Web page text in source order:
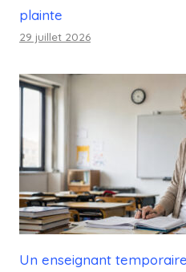
plainte
29 juillet 2026
Un enseignant